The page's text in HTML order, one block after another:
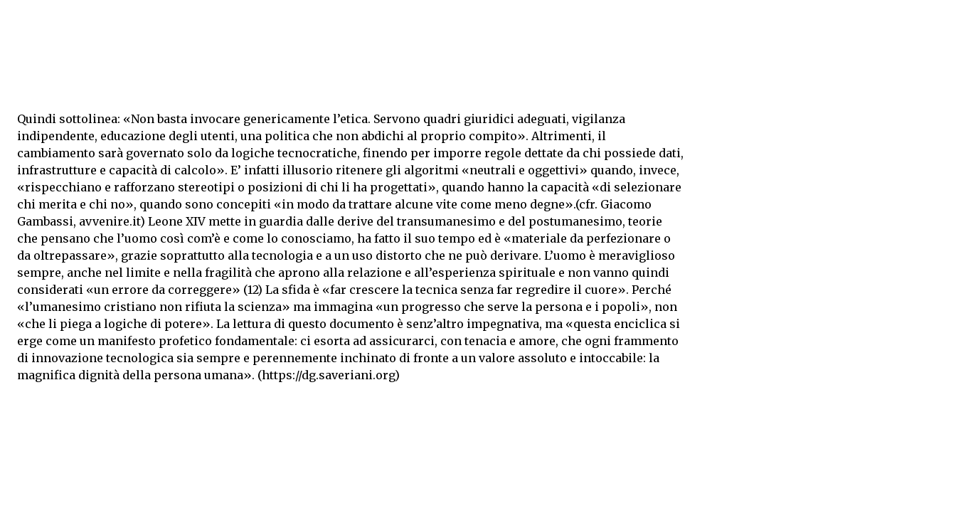
Quindi sottolinea: «Non basta invocare genericamente l’etica. Servono quadri giuridici adeguati, vigilanza
indipendente, educazione degli utenti, una politica che non abdichi al proprio compito». Altrimenti, il
cambiamento sarà governato solo da logiche tecnocratiche, finendo per imporre regole dettate da chi possiede dati,
infrastrutture e capacità di calcolo». E’ infatti illusorio ritenere gli algoritmi «neutrali e oggettivi» quando, invece,
«rispecchiano e rafforzano stereotipi o posizioni di chi li ha progettati», quando hanno la capacità «di selezionare
chi merita e chi no», quando sono concepiti «in modo da trattare alcune vite come meno degne».(cfr. Giacomo
Gambassi, avvenire.it) Leone XIV mette in guardia dalle derive del transumanesimo e del postumanesimo, teorie
che pensano che l’uomo così com’è e come lo conosciamo, ha fatto il suo tempo ed è «materiale da perfezionare o
da oltrepassare», grazie soprattutto alla tecnologia e a un uso distorto che ne può derivare. L’uomo è meraviglioso
sempre, anche nel limite e nella fragilità che aprono alla relazione e all’esperienza spirituale e non vanno quindi
considerati «un errore da correggere» (12) La sfida è «far crescere la tecnica senza far regredire il cuore». Perché
«l’umanesimo cristiano non rifiuta la scienza» ma immagina «un progresso che serve la persona e i popoli», non
«che li piega a logiche di potere». La lettura di questo documento è senz’altro impegnativa, ma «questa enciclica si
erge come un manifesto profetico fondamentale: ci esorta ad assicurarci, con tenacia e amore, che ogni frammento
di innovazione tecnologica sia sempre e perennemente inchinato di fronte a un valore assoluto e intoccabile: la
magnifica dignità della persona umana». (https://dg.saveriani.org)